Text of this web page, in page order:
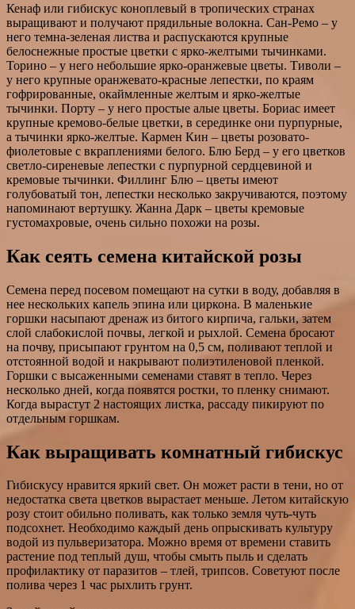
Кенаф или гибискус коноплевый в тропических странах
выращивают и получают прядильные волокна. Сан-Ремо – у
него темна-зеленая листва и распускаются крупные
белоснежные простые цветки с ярко-желтыми тычинками.
Торино – у него небольшие ярко-оранжевые цветы. Тиволи –
у него крупные оранжевато-красные лепестки, по краям
гофрированные, окаймленные желтым и ярко-желтые
тычинки. Порту – у него простые алые цветы. Бориас имеет
крупные кремово-белые цветки, в серединке они пурпурные,
а тычинки ярко-желтые. Кармен Кин – цветы розовато-
фиолетовые с вкраплениями белого. Блю Берд – у его цветков
светло-сиреневые лепестки с пурпурной сердцевиной и
кремовые тычинки. Филлинг Блю – цветы имеют
голубоватый тон, лепестки несколько закручиваются, поэтому
напоминают вертушку. Жанна Дарк – цветы кремовые
густомахровые, очень сильно похожи на розы.
Как сеять семена китайской розы
Семена перед посевом помещают на сутки в воду, добавляя в
нее нескольких капель эпина или циркона. В маленькие
горшки насыпают дренаж из битого кирпича, гальки, затем
слой слабокислой почвы, легкой и рыхлой. Семена бросают
на почву, присыпают грунтом на 0,5 см, поливают теплой и
отстоянной водой и накрывают полиэтиленовой пленкой.
Горшки с высаженными семенами ставят в тепло. Через
несколько дней, когда появятся ростки, то пленку снимают.
Когда вырастут 2 настоящих листка, рассаду пикируют по
отдельным горшкам.
Как выращивать комнатный гибискус
Гибискусу нравится яркий свет. Он может расти в тени, но от
недостатка света цветков вырастает меньше. Летом китайскую
розу стоит обильно поливать, как только земля чуть-чуть
подсохнет. Необходимо каждый день опрыскивать культуру
водой из пульверизатора. Можно время от времени ставить
растение под теплый душ, чтобы смыть пыль и сделать
профилактику от паразитов – тлей, трипсов. Советуют после
полива через 1 час рыхлить грунт.